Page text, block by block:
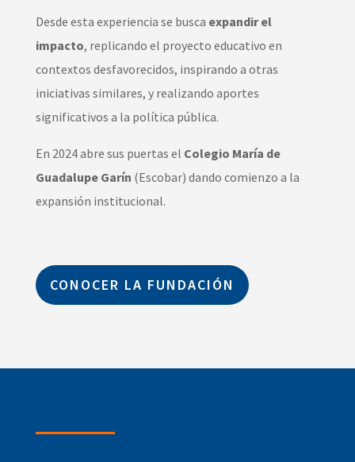
Desde esta experiencia se busca expandir el
impacto, replicando el proyecto educativo en
contextos desfavorecidos, inspirando a otras
iniciativas similares, y realizando aportes
significativos a la política pública.
En 2024 abre sus puertas el Colegio María de
Guadalupe Garín (Escobar) dando comienzo a la
expansión institucional.
CONOCER LA FUNDACIÓN